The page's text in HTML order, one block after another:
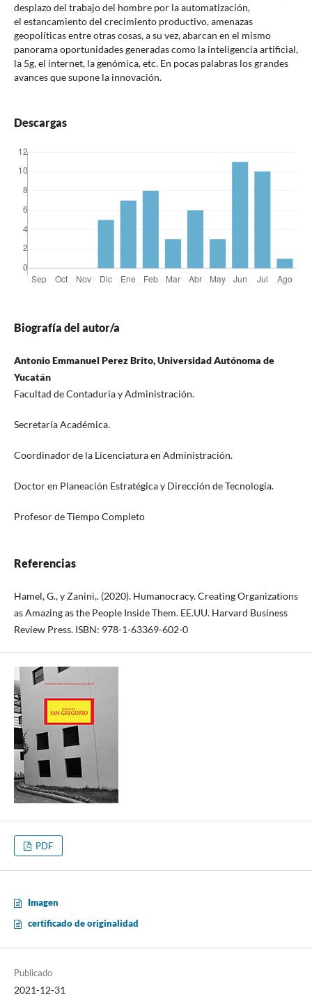
desplazo del trabajo del hombre por la automatización,
el estancamiento del crecimiento productivo, amenazas
geopolíticas entre otras cosas, a su vez, abarcan en el mismo
panorama oportunidades generadas como la inteligencia artificial,
la 5g, el internet, la genómica, etc. En pocas palabras los grandes
avances que supone la innovación.
Descargas
Biografía del autor/a
Antonio Emmanuel Perez Brito, Universidad Autónoma de
Yucatán
Facultad de Contaduria y Administración.
Secretaría Académica.
Coordinador de la Licenciatura en Administración.
Doctor en Planeación Estratégica y Dirección de Tecnología.
Profesor de Tiempo Completo
Referencias
Hamel, G., y Zanini,. (2020). Humanocracy. Creating Organizations
as Amazing as the People Inside Them. EE.UU. Harvard Business
Review Press. ISBN: 978-1-63369-602-0
PDF
Imagen
certificado de originalidad
Publicado
2021-12-31